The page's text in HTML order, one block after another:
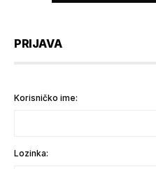
PRIJAVA
Korisničko ime:
Lozinka: